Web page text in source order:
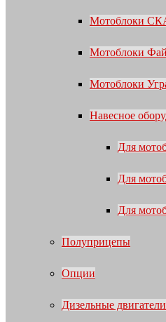
Мотоблоки
Мотоблоки
Мотоблоки
Навесное
Для
Для
Для
Полуприцепы
Опции
Дизельные двигатели